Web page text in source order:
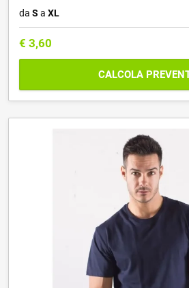
da S a XL
€ 3,60
CALCOLA